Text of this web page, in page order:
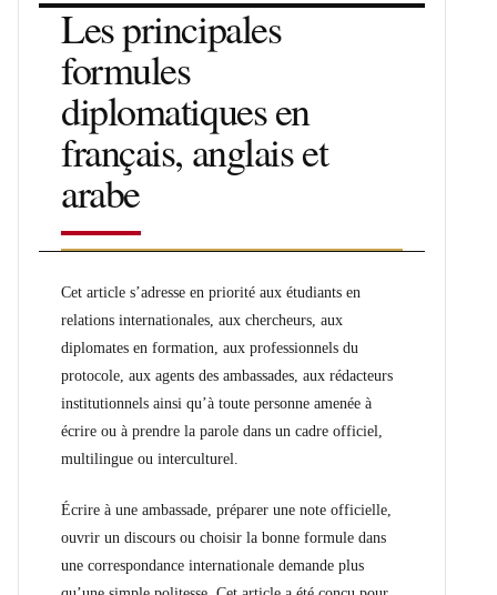
Les principales
formules
diplomatiques en
français, anglais et
arabe
Cet article s’adresse en priorité aux étudiants en
relations internationales, aux chercheurs, aux
diplomates en formation, aux professionnels du
protocole, aux agents des ambassades, aux rédacteurs
institutionnels ainsi qu’à toute personne amenée à
écrire ou à prendre la parole dans un cadre officiel,
multilingue ou interculturel.
Écrire à une ambassade, préparer une note officielle,
ouvrir un discours ou choisir la bonne formule dans
une correspondance internationale demande plus